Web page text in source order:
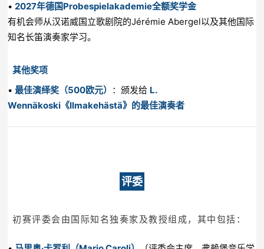
•2027年德国Probespielakademie全额奖学金
有机会师从汉诺威国立歌剧院的Jérémie Abergel以及其他国际
知名长笛演奏家学习。
其他奖项
•最佳演绎奖（500欧元） ：颁发给 L.
Wennäkoski《Ilmakehästä》的最佳演奏者
评委
初赛评委会由国际知名独奏家及教授组成，其中包括：